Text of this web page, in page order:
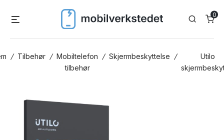
Search
0
/ Tilbehør / Mobiltelefon
tilbehør
/ Skjermbeskyttelse /
Utilo